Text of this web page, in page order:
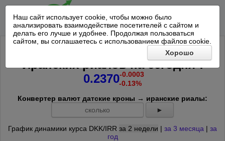
Наш сайт использует cookie, чтобы можно было
анализировать взаимодействие посетителей с сайтом и
делать его лучше и удобнее. Продолжая пользоваться
сайтом, вы соглашаетесь с использованием файлов cookie.
Хорошо
Курс Датской кроны к 1000000
Иранских риалов насегодня*:
0.2370-0.0003
-0.13%
Конвертер валют датские кроны → иранские риалы:
►
График динамики курса DKK/IRR за 2 недели | за 3 месяца | за
год